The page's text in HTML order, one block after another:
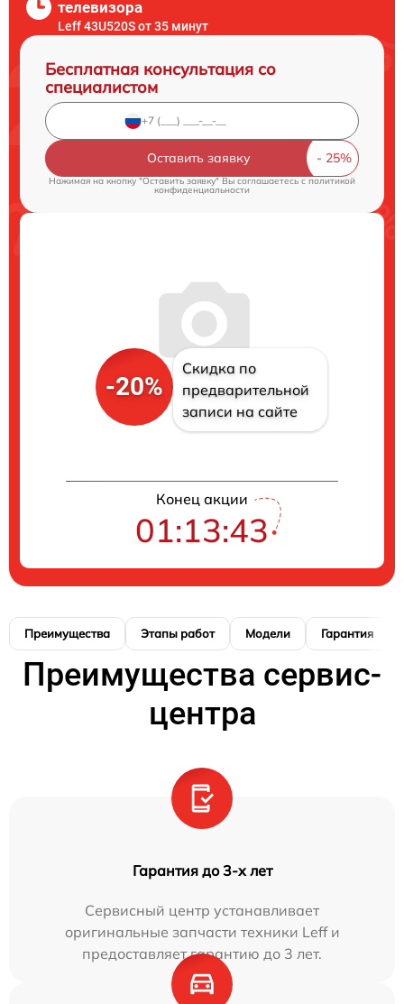
телевизора
Leff 43U520S от 35 минут
Бесплатная консультация со
специалистом
Оставить заявку
Нажимая на кнопку "Оставить заявку" Вы соглашаетесь cполитикой
конфиденциальности
-20%
Скидка по
предварительной
записи на сайте
Конец акции
01:13:42
Преимущества Этапы работ Модели Гарантия
Преимущества сервис-
центра
Гарантия до 3-х лет
Сервисный центр устанавливает
оригинальные запчасти техники Leff и
предоставляет гарантию до 3 лет.